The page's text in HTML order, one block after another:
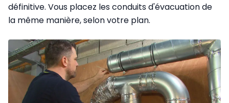
définitive. Vous placez les conduits d'évacuation de
la même manière, selon votre plan.